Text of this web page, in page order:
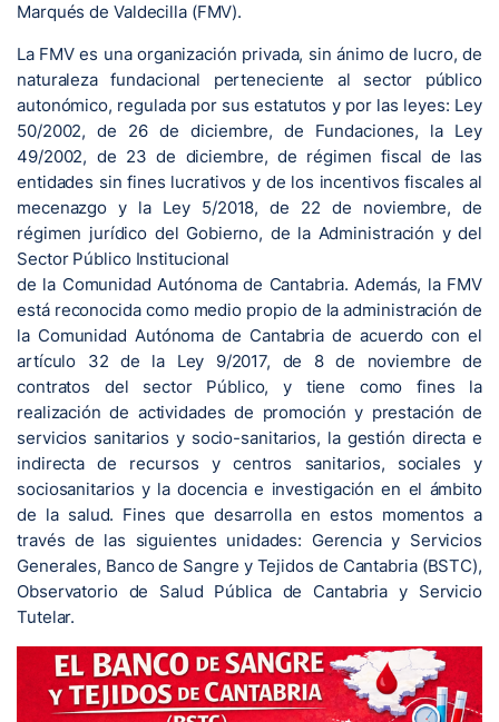
Marqués de Valdecilla (FMV).
La FMV es una organización privada, sin ánimo de lucro, de
naturaleza fundacional perteneciente al sector público
autonómico, regulada por sus estatutos y por las leyes: Ley
50/2002, de 26 de diciembre, de Fundaciones, la Ley
49/2002, de 23 de diciembre, de régimen fiscal de las
entidades sin fines lucrativos y de los incentivos fiscales al
mecenazgo y la Ley 5/2018, de 22 de noviembre, de
régimen jurídico del Gobierno, de la Administración y del
Sector Público Institucional
de la Comunidad Autónoma de Cantabria. Además, la FMV
está reconocida como medio propio de la administración de
la Comunidad Autónoma de Cantabria de acuerdo con el
artículo 32 de la Ley 9/2017, de 8 de noviembre de
contratos del sector Público, y tiene como fines la
realización de actividades de promoción y prestación de
servicios sanitarios y socio-sanitarios, la gestión directa e
indirecta de recursos y centros sanitarios, sociales y
sociosanitarios y la docencia e investigación en el ámbito
de la salud. Fines que desarrolla en estos momentos a
través de las siguientes unidades: Gerencia y Servicios
Generales, Banco de Sangre y Tejidos de Cantabria (BSTC),
Observatorio de Salud Pública de Cantabria y Servicio
Tutelar.